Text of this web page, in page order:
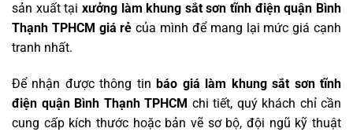
sản xuất tại xưởng làm khung sắt sơn tĩnh điện quận Bình
Thạnh TPHCM giá rẻ của mình để mang lại mức giá cạnh
tranh nhất.
Để nhận được thông tin báo giá làm khung sắt sơn tĩnh
điện quận Bình Thạnh TPHCM chi tiết, quý khách chỉ cần
cung cấp kích thước hoặc bản vẽ sơ bộ, đội ngũ kỹ thuật